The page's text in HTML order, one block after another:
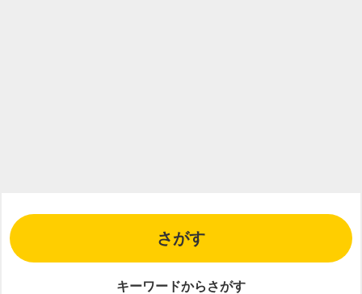
さがす
キーワードからさがす